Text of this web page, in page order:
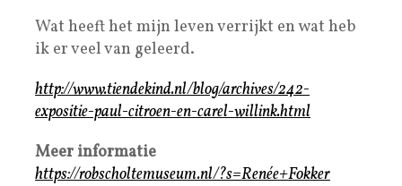
Wat heeft het mijn leven verrijkt en wat heb
ik er veel van geleerd.
http://www.tiendekind.nl/blog/archives/242-
expositie-paul-citroen-en-carel-willink.html
Meer informatie
https://robscholtemuseum.nl/?s=Renée+Fokker